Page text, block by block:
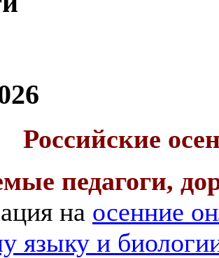
Российские
педагоги,
на осенние
языку и